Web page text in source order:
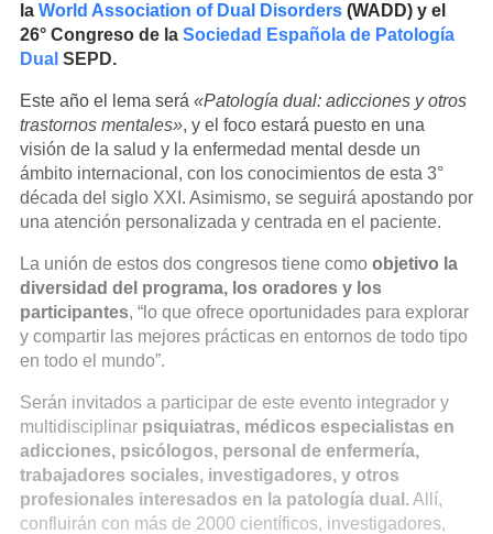
la World Association of Dual Disorders (WADD) y el
26° Congreso de la Sociedad Española de Patología
Dual SEPD.
Este año el lema será «Patología dual: adicciones y otros
trastornos mentales», y el foco estará puesto en una
visión de la salud y la enfermedad mental desde un
ámbito internacional, con los conocimientos de esta 3°
década del siglo XXI. Asimismo, se seguirá apostando por
una atención personalizada y centrada en el paciente.
La unión de estos dos congresos tiene como objetivo la
diversidad del programa, los oradores y los
participantes, “lo que ofrece oportunidades para explorar
y compartir las mejores prácticas en entornos de todo tipo
en todo el mundo”.
Serán invitados a participar de este evento integrador y
multidisciplinar psiquiatras, médicos especialistas en
adicciones, psicólogos, personal de enfermería,
trabajadores sociales, investigadores, y otros
profesionales interesados en la patología dual.Allí,
confluirán con más de 2000 científicos, investigadores,